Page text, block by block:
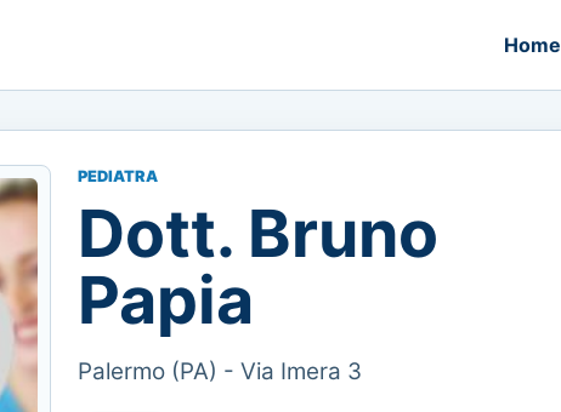
Home
PEDIATRA
Dott. Bruno
Papia
Palermo (PA) - Via Imera 3